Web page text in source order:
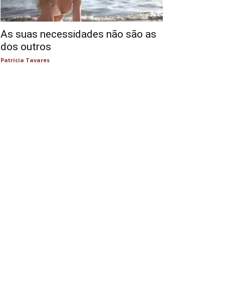
As suas necessidades não são as
dos outros
Patricia Tavares